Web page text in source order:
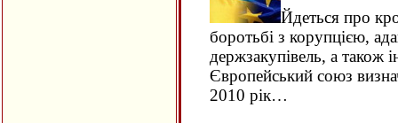
Йдеться про
боротьбі з корупцією,
держзакупівель, а також
Європейський союз
2010 рік…